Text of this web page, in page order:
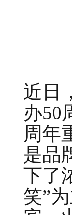
近日
办50
周年
是品
下了
笑”